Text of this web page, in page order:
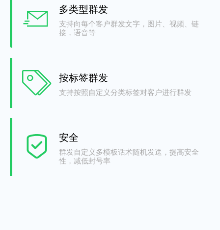
多类型群发
支持向每个客户群发文字，图片、视频、链
接，语音等
按标签群发
支持按照自定义分类标签对客户进行群发
安全
群发自定义多模板话术随机发送，提高安全
性，减低封号率